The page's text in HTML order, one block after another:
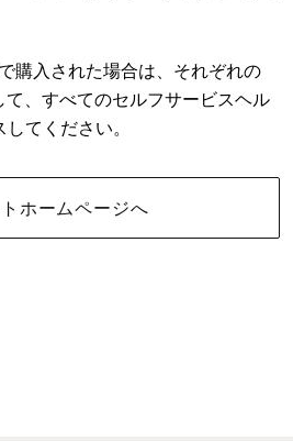
購入された場合は、それぞれの
て、すべてのセルフサービスヘル
てください。
ホームページへ